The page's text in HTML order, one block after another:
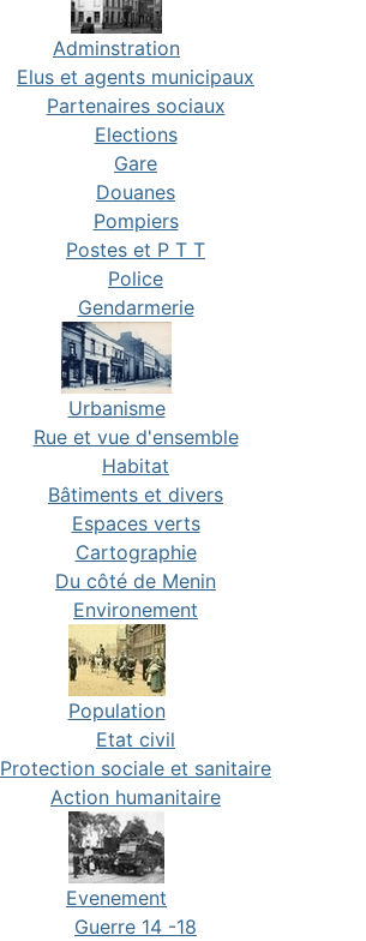
Adminstration
Elus et agents municipaux
Partenaires sociaux
Elections
Gare
Douanes
Pompiers
Postes et P T T
Police
Gendarmerie
Urbanisme
Rue et vue d'ensemble
Habitat
Bâtiments et divers
Espaces verts
Cartographie
Du côté de Menin
Environement
Population
Etat civil
Protection sociale et sanitaire
Action humanitaire
Evenement
Guerre 14 -18